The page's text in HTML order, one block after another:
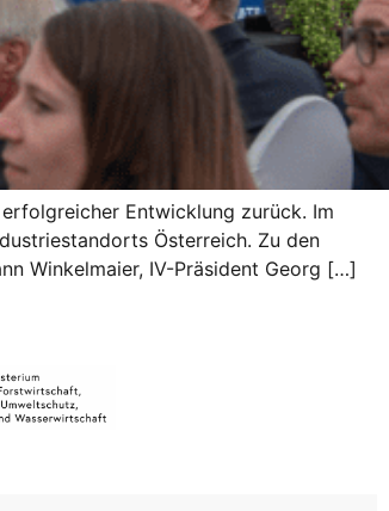
Entwicklung zurück. Im
Österreich. Zu den
Winkelmaier, IV-Präsident Georg […]